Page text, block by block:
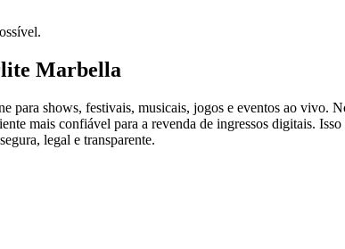
Marbella
para shows, festivais, musicais, jogos e eventos ao vivo.
mais confiável para a revenda de ingressos digitais.
legal e transparente.